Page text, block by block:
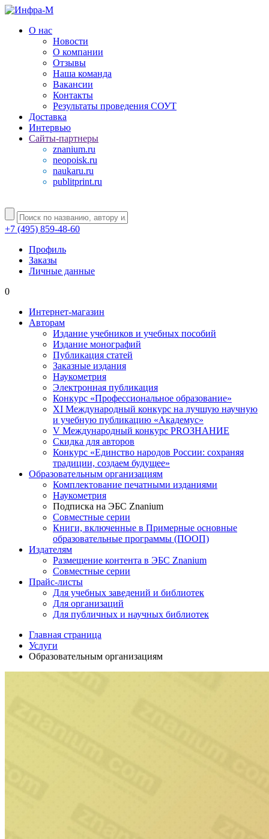
О нас
Новости
О компании
Отзывы
Наша команда
Вакансии
Контакты
Результаты проведения СОУТ
Доставка
Интервью
Сайты-партнеры
znanium.ru
neopoisk.ru
naukaru.ru
publitprint.ru
+7 (495) 859-48-60
Профиль
Заказы
Личные данные
0
Интернет-магазин
Авторам
Издание учебников и учебных пособий
Издание монографий
Публикация статей
Заказные издания
Наукометрия
Электронная публикация
Конкурс «Профессиональное образование»
XI Международный конкурс на лучшую научную
и учебную публикацию «Академус»
V Международный конкурс PROЗНАНИЕ
Скидка для авторов
Конкурс «Единство народов России: сохраняя
традиции, создаем будущее»
Образовательным организациям
Комплектование печатными изданиями
Наукометрия
Подписка на ЭБС Znanium
Совместные серии
Книги, включенные в Примерные основные
образовательные программы (ПООП)
Издателям
Размещение контента в ЭБС Znanium
Совместные серии
Прайс-листы
Для учебных заведений и библиотек
Для организаций
Для публичных и научных библиотек
Главная страница
Услуги
Образовательным организациям